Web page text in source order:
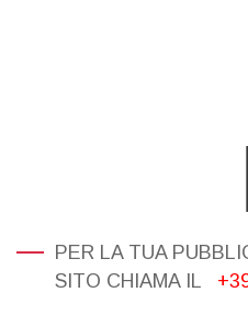
PER LA TUA
SITO CHIAMA IL